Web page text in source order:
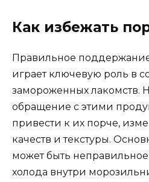
Как избежать
Правильное
играет ключевую роль в
замороженных лакомств.
обращение с этими
привести к их порче,
качеств и текстуры.
может быть
холода внутри